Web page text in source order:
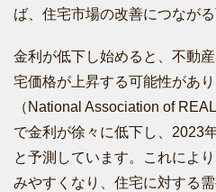
ば、住宅市場の改善につなが
金利が低下し始めると、不動
宅価格が上昇する可能性があ
（National Association of
で金利が徐々に低下し、2023
と予測しています。これによ
みやすくなり、住宅に対する